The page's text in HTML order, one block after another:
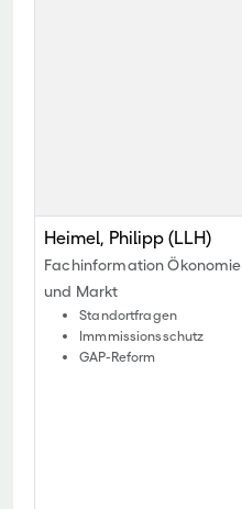
Heimel, Philipp (LLH)
Fachinformation Ökonomie
und Markt
Standortfragen
Immmissionsschutz
GAP-Reform